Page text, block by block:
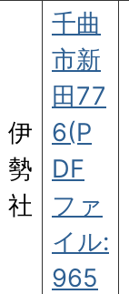
伊
勢
社
千曲
市新
田77
6(P
DF
ファ
イル:
965